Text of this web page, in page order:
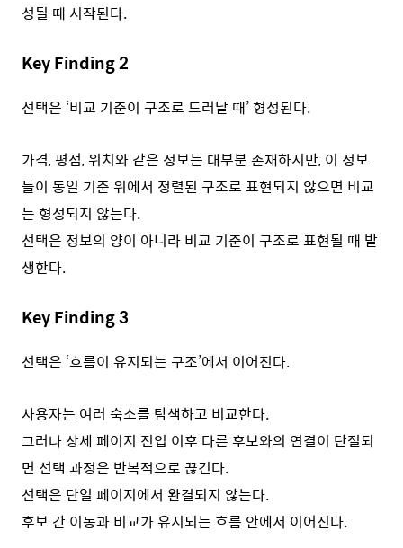
성될 때 시작된다.
Key Finding 2
선택은 ‘비교 기준이 구조로 드러날 때’ 형성된다.
가격, 평점, 위치와 같은 정보는 대부분 존재하지만, 이 정보
들이 동일 기준 위에서 정렬된 구조로 표현되지 않으면 비교
는 형성되지 않는다.
선택은 정보의 양이 아니라 비교 기준이 구조로 표현될 때 발
생한다.
Key Finding 3
선택은 ‘흐름이 유지되는 구조’에서 이어진다.
사용자는 여러 숙소를 탐색하고 비교한다.
그러나 상세 페이지 진입 이후 다른 후보와의 연결이 단절되
면 선택 과정은 반복적으로 끊긴다.
선택은 단일 페이지에서 완결되지 않는다.
후보 간 이동과 비교가 유지되는 흐름 안에서 이어진다.